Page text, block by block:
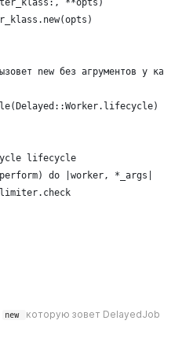
new которую зовет DelayedJob